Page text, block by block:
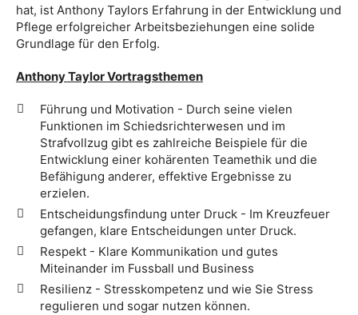
hat, ist Anthony Taylors Erfahrung in der Entwicklung und
Pflege erfolgreicher Arbeitsbeziehungen eine solide
Grundlage für den Erfolg.
Anthony Taylor Vortragsthemen
Führung und Motivation - Durch seine vielen
Funktionen im Schiedsrichterwesen und im
Strafvollzug gibt es zahlreiche Beispiele für die
Entwicklung einer kohärenten Teamethik und die
Befähigung anderer, effektive Ergebnisse zu
erzielen.
Entscheidungsfindung unter Druck - Im Kreuzfeuer
gefangen, klare Entscheidungen unter Druck.
Respekt - Klare Kommunikation und gutes
Miteinander im Fussball und Business
Resilienz - Stresskompetenz und wie Sie Stress
regulieren und sogar nutzen können.